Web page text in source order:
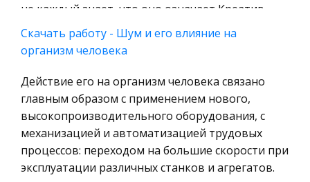
Военное дело
Химия
Металлургия
Микроэкономика, экономика предприятия,
предпринимательство
Историческая личность
не каждый знает, что оно означает Креатив —
это, прежде всего жаргонное слово в мире
рекламы и дизайна. В перевод
Наследование
Граций Г. делал вывод, что правовые нормы о
наследовании должны соответствовать
законам природы, т.е. естественному праву.
Монтескье Ш. считал, что естественное право
не имеет никакого отношения к за
Скачать работу - Шум и его влияние на
организм человека
Действие его на организм человека связано
главным образом с применением нового,
высокопроизводительного оборудования, с
механизацией и автоматизацией трудовых
процессов: переходом на большие скорости при
эксплуатации различных станков и агрегатов.